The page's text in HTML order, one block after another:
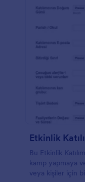
Etkinlik
Bu Etkinlik
kamp yapmaya
veya kişiler için